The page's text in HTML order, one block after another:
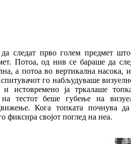
следат прво голем предмет
Потоа, од нив се бараше да
а потоа во вертикална насока,
го набљудуваше
и истовремено ја тркалаше
тестот беше губење на
Кога топката почнува
фиксира својот поглед на неа.